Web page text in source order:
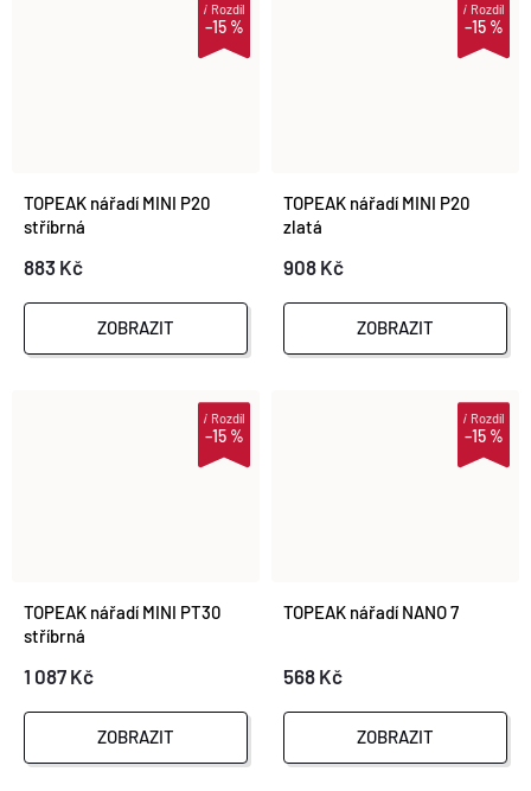
–15 %
iRozdíl
TOPEAK nářadí MINI P20
stříbrná
883 Kč
ZOBRAZIT
–15 %
iRozdíl
TOPEAK nářadí MINI P20
zlatá
908 Kč
ZOBRAZIT
–15 %
iRozdíl
TOPEAK nářadí MINI PT30
stříbrná
1 087 Kč
ZOBRAZIT
–15 %
iRozdíl
TOPEAK nářadí NANO 7
568 Kč
ZOBRAZIT